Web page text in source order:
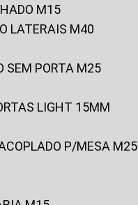
M15
LATERAIS M40
SEM PORTA M25
LIGHT 15MM
P/MESA M25